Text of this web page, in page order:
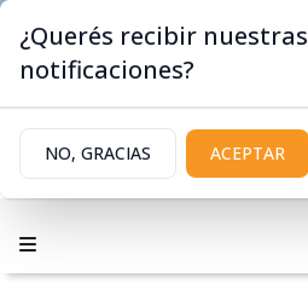
¿Querés recibir nuestras
notificaciones?
NO, GRACIAS ACEPTAR